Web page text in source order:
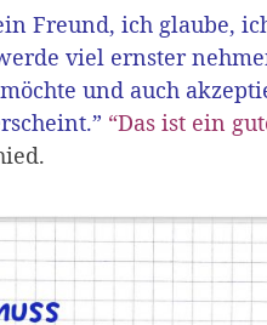
Freund, ich glaube,
viel ernster
und auch
“Das ist ein